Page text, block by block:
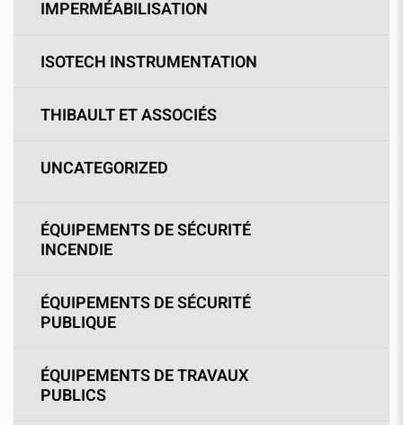
IMPERMÉABILISATION
ISOTECH INSTRUMENTATION
THIBAULT ET ASSOCIÉS
UNCATEGORIZED
ÉQUIPEMENTS DE SÉCURITÉ
INCENDIE
ÉQUIPEMENTS DE SÉCURITÉ
PUBLIQUE
ÉQUIPEMENTS DE TRAVAUX
PUBLICS